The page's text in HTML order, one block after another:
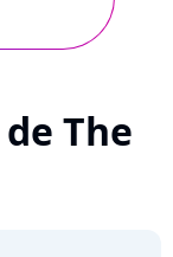
The